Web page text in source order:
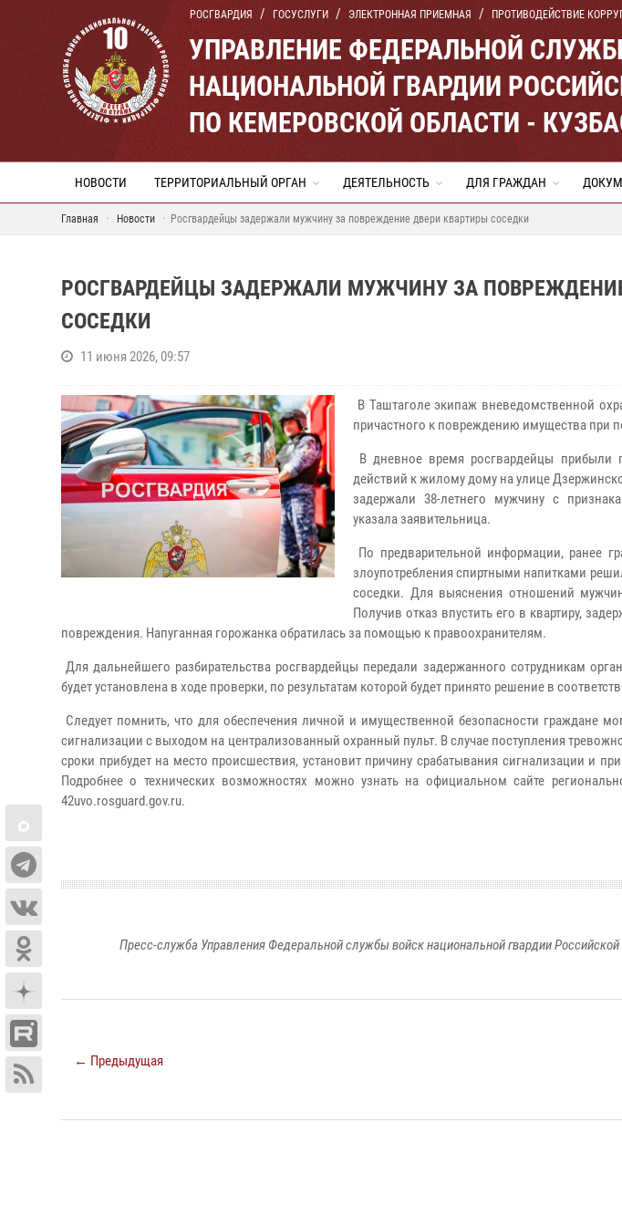
РОСГВАРДИЯ ГОСУСЛУГИ ЭЛЕКТРОННАЯ ПРИЕМНАЯ ПРОТИВОДЕЙСТВИЕ
УПРАВЛЕНИЕ ФЕДЕРАЛЬНОЙ
НАЦИОНАЛЬНОЙ ГВАРДИИ
ПО КЕМЕРОВСКОЙ ОБЛАСТИ -
НОВОСТИ ТЕРРИТОРИАЛЬНЫЙ ОРГАН ДЕЯТЕЛЬНОСТЬ ДЛЯ ГРАЖДАН
Главная Новости Росгвардейцы задержали мужчину за повреждение двери квартиры соседки
РОСГВАРДЕЙЦЫ ЗАДЕРЖАЛИ МУЖЧИНУ ЗА
СОСЕДКИ
11 июня 2026, 09:57
В Таштаголе экипаж вневедомственной
причастного к повреждению имущества при
В дневное время росгвардейцы прибыли
действий к жилому дому на улице
задержали 38-летнего мужчину с
указала заявительница.
По предварительной информации, ранее
злоупотребления спиртными напитками
соседки. Для выяснения отношений
Получив отказ впустить его в квартиру,
повреждения. Напуганная горожанка обратилась за помощью к правоохранителям.
Для дальнейшего разбирательства росгвардейцы передали задержанного сотрудникам
будет установлена в ходе проверки, по результатам которой будет принято решение в
Следует помнить, что для обеспечения личной и имущественной безопасности граждане
сигнализации с выходом на централизованный охранный пульт. В случае поступления
сроки прибудет на место происшествия, установит причину срабатывания сигнализации и
Подробнее о технических возможностях можно узнать на официальном сайте
42uvo.rosguard.gov.ru.
Пресс-служба Управления Федеральной службы войск национальной гвардии
← Предыдущая